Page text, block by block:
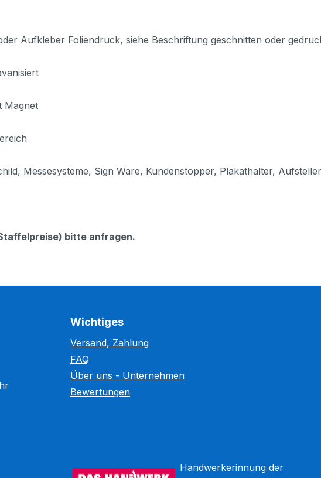
Aufkleber Foliendruck, siehe Beschriftung geschnitten oder
Magnet
Messesysteme, Sign Ware, Kundenstopper, Plakathalter, Aufsteller
bitte anfragen.
Wichtiges
Versand, Zahlung
FAQ
Über uns - Unternehmen
Bewertungen
Handwerkerinnung der